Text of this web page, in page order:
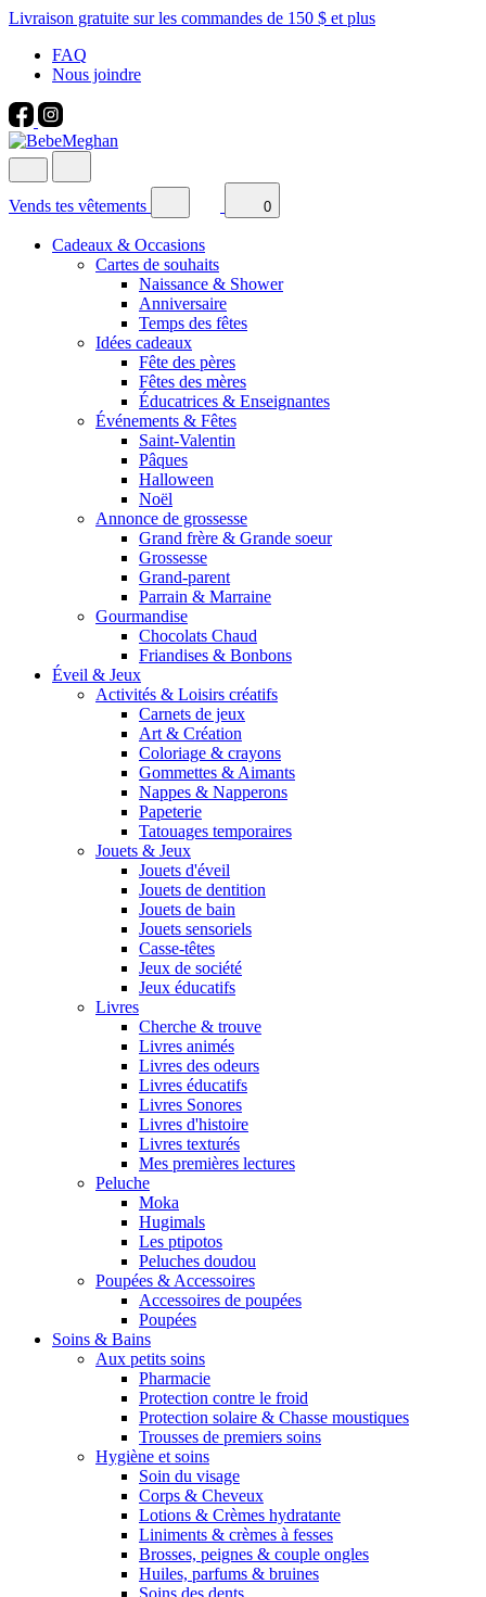
Livraison gratuite sur les commandes de 150 $ et plus
FAQ
Nous joindre
Vends tes vêtements 0
Cadeaux & Occasions
Cartes de souhaits
Naissance & Shower
Anniversaire
Temps des fêtes
Idées cadeaux
Fête des pères
Fêtes des mères
Éducatrices & Enseignantes
Événements & Fêtes
Saint-Valentin
Pâques
Halloween
Noël
Annonce de grossesse
Grand frère & Grande soeur
Grossesse
Grand-parent
Parrain & Marraine
Gourmandise
Chocolats Chaud
Friandises & Bonbons
Éveil & Jeux
Activités & Loisirs créatifs
Carnets de jeux
Art & Création
Coloriage & crayons
Gommettes & Aimants
Nappes & Napperons
Papeterie
Tatouages temporaires
Jouets & Jeux
Jouets d'éveil
Jouets de dentition
Jouets de bain
Jouets sensoriels
Casse-têtes
Jeux de société
Jeux éducatifs
Livres
Cherche & trouve
Livres animés
Livres des odeurs
Livres éducatifs
Livres Sonores
Livres d'histoire
Livres texturés
Mes premières lectures
Peluche
Moka
Hugimals
Les ptipotos
Peluches doudou
Poupées & Accessoires
Accessoires de poupées
Poupées
Soins & Bains
Aux petits soins
Pharmacie
Protection contre le froid
Protection solaire & Chasse moustiques
Trousses de premiers soins
Hygiène et soins
Soin du visage
Corps & Cheveux
Lotions & Crèmes hydratante
Liniments & crèmes à fesses
Brosses, peignes & couple ongles
Huiles, parfums & bruines
Soins des dents